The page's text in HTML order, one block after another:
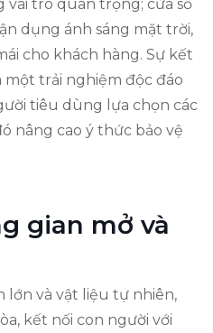
trò quan trọng; cửa sổ
dụng ánh sáng mặt trời,
cho khách hàng. Sự kết
một trải nghiệm độc đáo
tiêu dùng lựa chọn các
nâng cao ý thức bảo vệ
gian mở và
lớn và vật liệu tự nhiên,
kết nối con người với